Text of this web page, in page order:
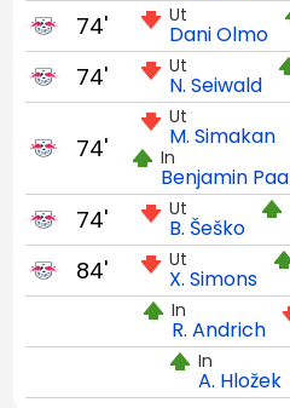
Ut
Dani Olmo
74'
Ut
N. Seiwald
74'
Ut
M. Simakan
In
Benjamin
74'
Ut
B. Šeško
74'
Ut
X. Simons
84'
In
R. Andrich
In
A. Hložek